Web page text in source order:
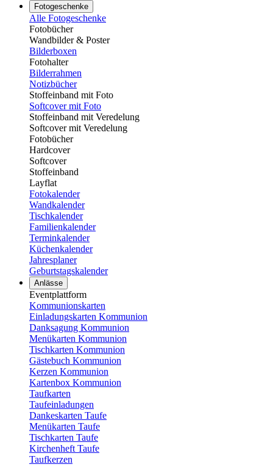
Fotogeschenke
Alle Fotogeschenke
Fotobücher
Wandbilder & Poster
Bilderboxen
Fotohalter
Bilderrahmen
Notizbücher
Stoffeinband mit Foto
Softcover mit Foto
Stoffeinband mit Veredelung
Softcover mit Veredelung
Fotobücher
Hardcover
Softcover
Stoffeinband
Layflat
Fotokalender
Wandkalender
Tischkalender
Familienkalender
Terminkalender
Küchenkalender
Jahresplaner
Geburtstagskalender
Anlässe
Eventplattform
Kommunionskarten
Einladungskarten Kommunion
Danksagung Kommunion
Menükarten Kommunion
Tischkarten Kommunion
Gästebuch Kommunion
Kerzen Kommunion
Kartenbox Kommunion
Taufkarten
Taufeinladungen
Dankeskarten Taufe
Menükarten Taufe
Tischkarten Taufe
Kirchenheft Taufe
Taufkerzen